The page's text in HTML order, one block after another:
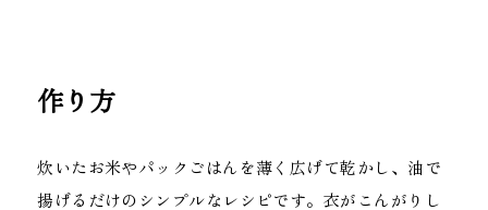
作り方
炊いたお米やパックごはんを薄く広げて乾かし、油で
揚げるだけのシンプルなレシピです。衣がこんがりし